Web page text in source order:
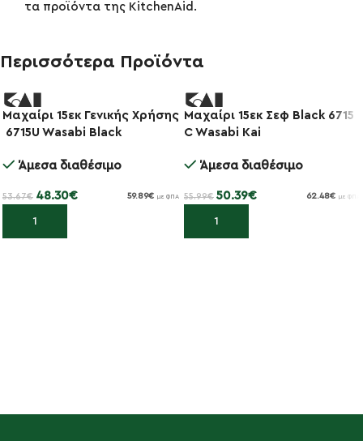
τα προϊόντα της KitchenAid.
Περισσότερα Προϊόντα
Μαχαίρι 15εκ Γενικής Χρήσης
6715U Wasabi Black
Άμεσα διαθέσιμο
53.67€ 48.30€ 59.89€ με ΦΠΑ
Προσθήκη στο καλάθι
Μαχαίρι 15εκ Σεφ Black 6715
C Wasabi Kai
Άμεσα διαθέσιμο
55.99€ 50.39€ 62.48€ με ΦΠΑ
Προσθήκη στο καλάθι